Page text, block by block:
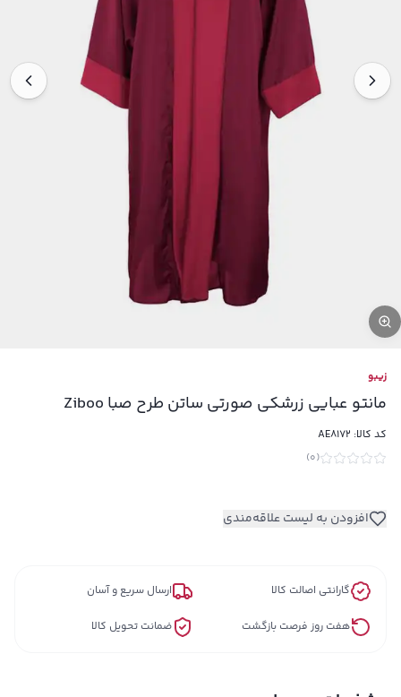
زیبو
مانتو عبایی زرشکی صورتی ساتن طرح صبا Ziboo
کد کالا: AE8172
(
0
)
افزودن به لیست علاقه‌مندی
گارانتی اصالت کالا ارسال سریع و آسان
هفت روز فرصت بازگشت ضمانت تحویل کالا